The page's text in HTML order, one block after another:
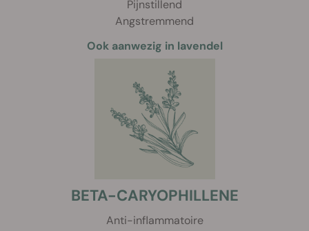
Pijnstillend
Angstremmend
Ook aanwezig in lavendel
BETA-CARYOPHILLENE
Anti-inflammatoire